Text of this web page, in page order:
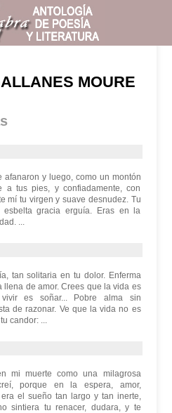
MOURE
afanaron y luego, como un montón
a tus pies, y confiadamente, con
mí tu virgen y suave desnudez. Tu
esbelta gracia erguía. Eras en la
...
tan solitaria en tu dolor. Enferma
llena de amor. Crees que la vida es
es soñar... Pobre alma sin
de razonar. Ve que la vida no es
candor: ...
mi muerte como una milagrosa
porque en la espera, amor,
el sueño tan largo y tan inerte,
sintiera tu renacer, dudara, y te